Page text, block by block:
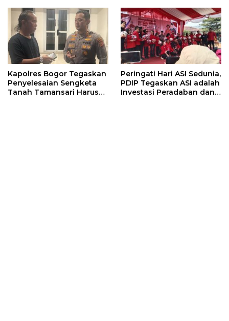
Kapolres Bogor Tegaskan
Penyelesaian Sengketa
Tanah Tamansari Harus
Peringati Hari ASI Sedunia,
PDIP Tegaskan ASI adalah
Investasi Peradaban dan